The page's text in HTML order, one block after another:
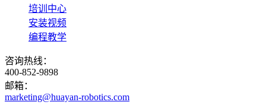
培训中心
安装视频
编程教学
咨询热线：
400-852-9898
邮箱：
marketing@huayan-robotics.com